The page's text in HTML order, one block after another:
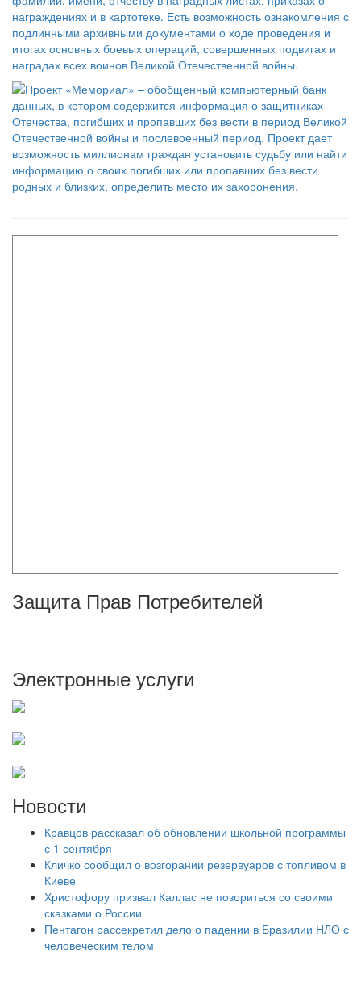
Защита Прав Потребителей
Электронные услуги
Новости
Кравцов рассказал об обновлении школьной программы
с 1 сентября
Кличко сообщил о возгорании резервуаров с топливом в
Киеве
Христофору призвал Каллас не позориться со своими
сказками о России
Пентагон рассекретил дело о падении в Бразилии НЛО с
человеческим телом